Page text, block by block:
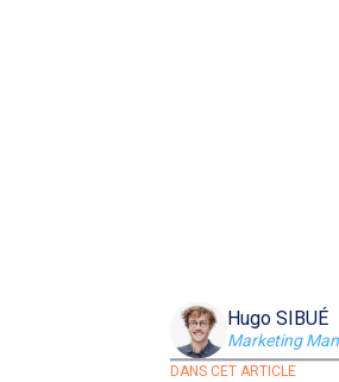
Hugo SIBUÉ
Marketing
DANS CET ARTICLE